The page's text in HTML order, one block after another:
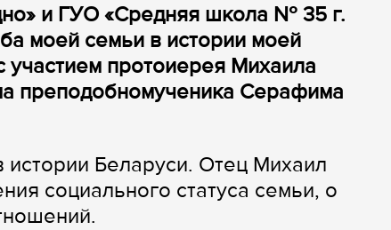
и ГУО​ «Средняя школа № 35 г.
моей семьи в истории моей
протоиерея Михаила
преподобномученика Серафима
истории Беларуси. Отец Михаил
социального статуса семьи, о